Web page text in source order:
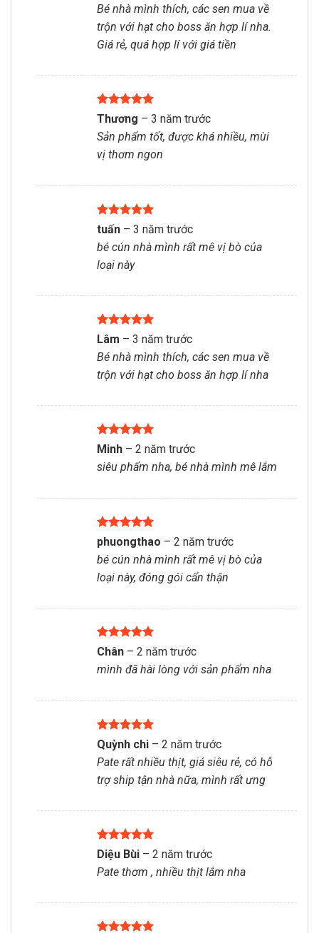
sao
Bé nhà mình thích, các sen mua về
trộn với hạt cho boss ăn hợp lí nha.
Giá rẻ, quá hợp lí với giá tiền
Được xếp
hạng
5
sao
Thương – 3 năm trước
Sản phẩm tốt, được khá nhiều, mùi
vị thơm ngon
Được xếp
hạng
sao
tuấn – 3 năm trước
bé cún nhà mình rất mê vị bò của
loại này
Được xếp
sao
Lâm – 3 năm trước
Bé nhà mình thích, các sen mua về
trộn với hạt cho boss ăn hợp lí nha
Được xếp
sao
Minh – 2 năm trước
siêu phẩm nha, bé nhà mình mê lắm
Được xếp
hạng
5
sao
phuongthao – 2 năm trước
bé cún nhà mình rất mê vị bò của
loại này, đóng gói cẩn thận
Được xếp
sao
Chân – 2 năm trước
mình đã hài lòng với sản phẩm nha
Được xếp
hạng
sao
Quỳnh chi – 2 năm trước
Pate rất nhiều thịt, giá siêu rẻ, có hỗ
trợ ship tận nhà nữa, mình rất ưng
Được xếp
hạng
sao
Diệu Bùi – 2 năm trước
Pate thơm , nhiều thịt lắm nha